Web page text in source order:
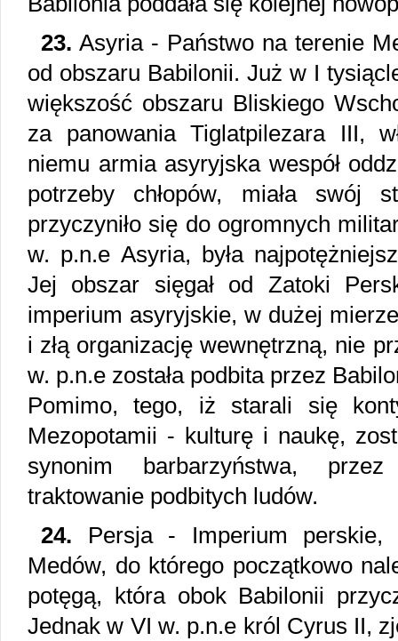
23. Asyria - Państwo na terenie
od obszaru Babilonii. Już w I
większość obszaru Bliskiego
za panowania Tiglatpilezara III,
niemu armia asyryjska wespół
potrzeby chłopów, miała swój
przyczyniło się do ogromnych
w. p.n.e Asyria, była
Jej obszar sięgał od Zatoki
imperium asyryjskie, w dużej
i złą organizację wewnętrzną, nie
w. p.n.e została podbita przez
Pomimo, tego, iż starali się
Mezopotamii - kulturę i naukę,
synonim barbarzyństwa,
traktowanie podbitych ludów.
24. Persja - Imperium perskie,
Medów, do którego początkowo
potęgą, która obok Babilonii
Jednak w VI w. p.n.e król Cyrus II,